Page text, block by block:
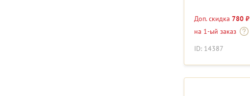
Доп. скидка 780 ₽
на 1-ый заказ
ID: 14387